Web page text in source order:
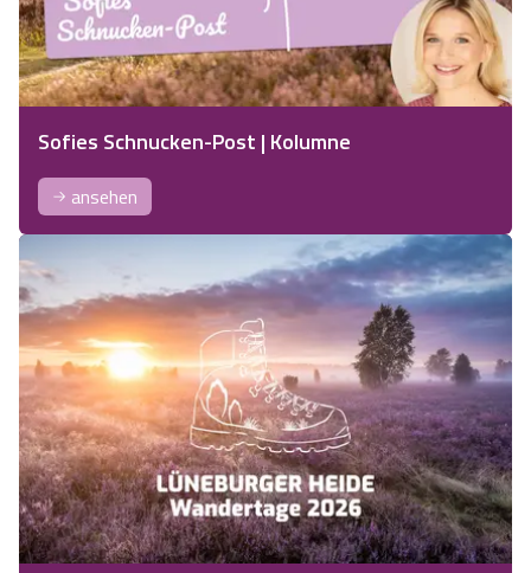
Sofies Schnucken-Post | Kolumne
ansehen